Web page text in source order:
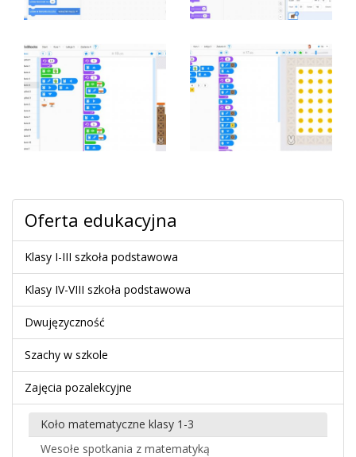
Oferta edukacyjna
Klasy I-III szkoła podstawowa
Klasy IV-VIII szkoła podstawowa
Dwujęzyczność
Szachy w szkole
Zajęcia pozalekcyjne
Koło matematyczne klasy 1-3
Wesołe spotkania z matematyką